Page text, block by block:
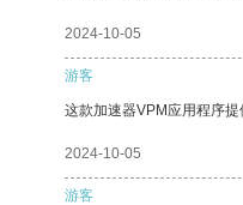
2024-10-05
游客
这款加速器VPM应用程序提
2024-10-05
游客